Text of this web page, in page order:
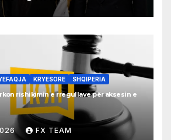
KRYESORE SHQIPERIA
rishikimin e rregullave për aksesin e
FX TEAM